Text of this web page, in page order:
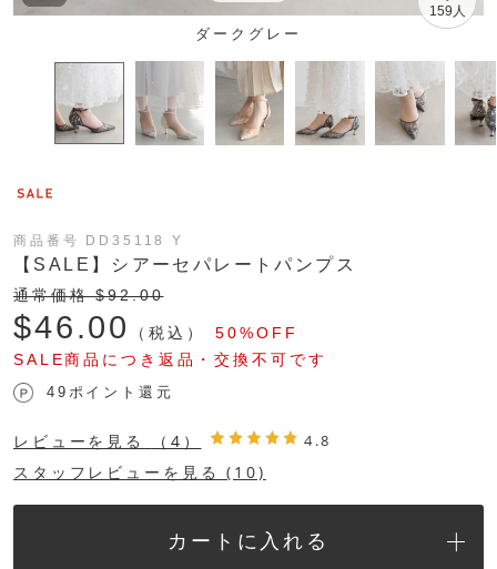
159人
ダークグレー
商品番号 DD35118 Y
【SALE】シアーセパレートパンプス
通常価格 $‌92.00
$‌46.00 （税込）
50%OFF
SALE商品につき返品・交換不可です
49ポイント還元
レビューを見る （4） 4.8
スタッフレビューを見る (10)
カートに入れる